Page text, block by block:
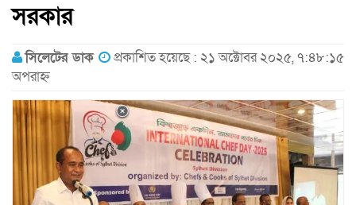
সরকার
সিলেটের ডাক
প্রকাশিত হয়েছে : ২১ অক্টোবর ২০২৫, ৭:৪৮:১৫
অপরাহ্ন